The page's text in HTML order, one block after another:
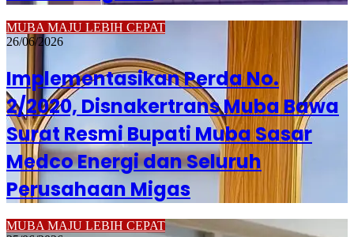
MUBA MAJU LEBIH CEPAT
26/06/2026
Implementasikan Perda No.
2/2020, Disnakertrans Muba Bawa
Surat Resmi Bupati Muba Sasar
Medco Energi dan Seluruh
Perusahaan Migas
MUBA MAJU LEBIH CEPAT